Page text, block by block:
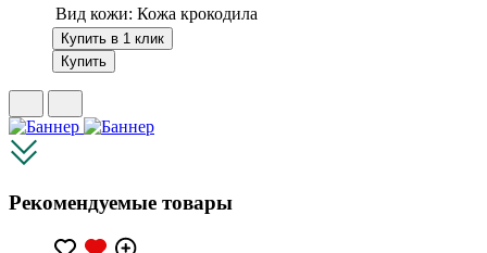
Вид кожи: Кожа крокодила
Купить в 1 клик
Купить
Рекомендуемые товары